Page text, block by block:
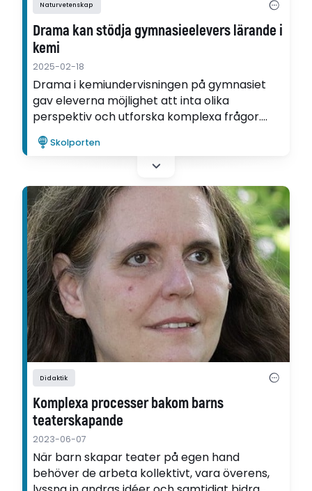
Naturvetenskap
Drama kan stödja gymnasieelevers lärande i
kemi
2025-02-18
Drama i kemiundervisningen på gymnasiet
gav eleverna möjlighet att inta olika
perspektiv och utforska komplexa frågor.
Det visar Kerstin Danckwardt-Lillieströms
avhandling.
Skolporten
Didaktik
Komplexa processer bakom barns
teaterskapande
2023-06-07
När barn skapar teater på egen hand
behöver de arbeta kollektivt, vara överens,